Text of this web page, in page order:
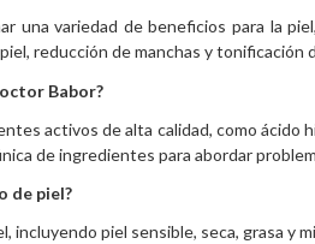
una variedad de beneficios para la
reducción de manchas y tonificación
Babor?
activos de alta calidad, como ácido
de ingredientes para abordar
de piel?
incluyendo piel sensible, seca, grasa y